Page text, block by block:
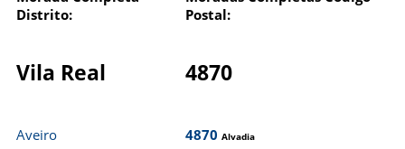
Distrito:
Postal:
Vila Real 4870
Aveiro
4870 Alvadia